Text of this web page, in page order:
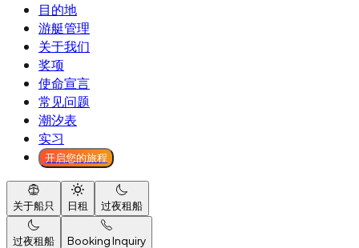
目的地
游艇管理
关于我们
奖项
使命宣言
常见问题
潮汐表
实习
开启您的旅程
关于船只 日租 过夜租船
过夜租船 Booking Inquiry